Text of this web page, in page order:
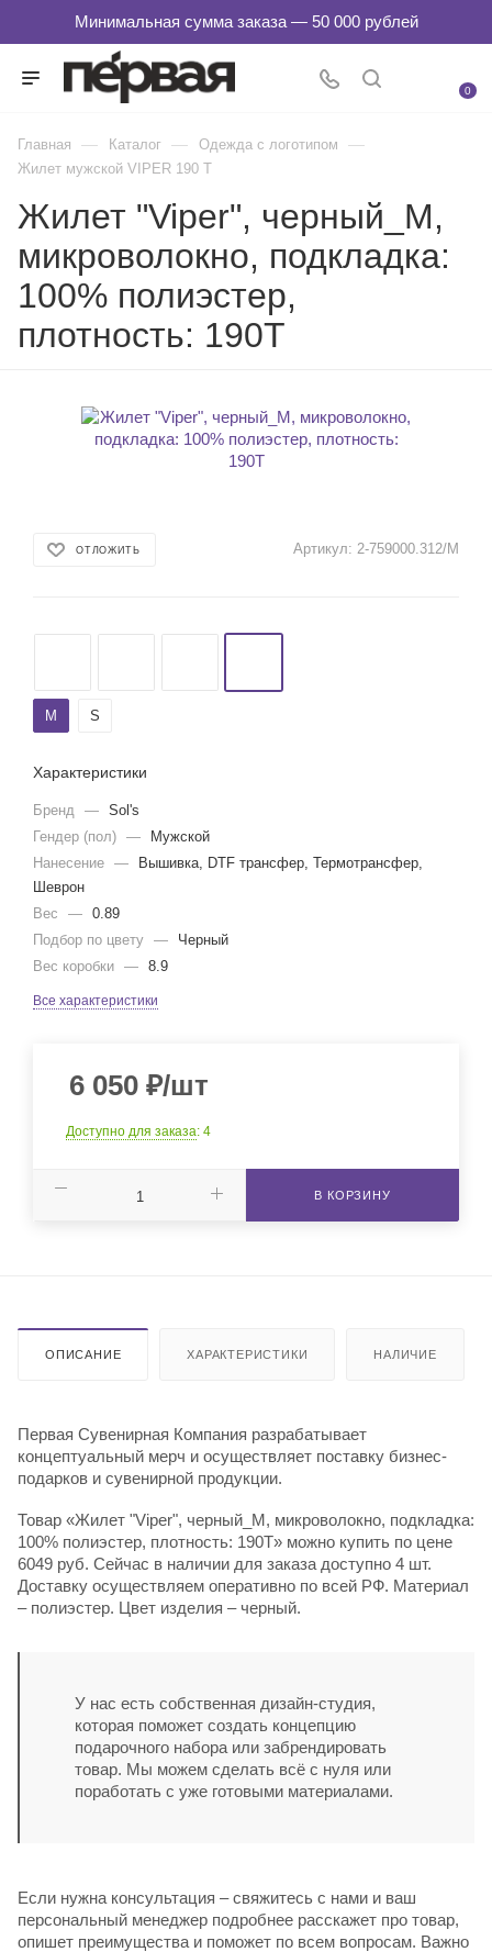
0
Главная — Каталог — Одежда с логотипом —
Жилет мужской VIPER 190 Т
Жилет "Viper", черный_M,
микроволокно, подкладка:
100% полиэстер,
плотность: 190T
ОТЛОЖИТЬ Артикул: 2-759000.312/M
M S
Характеристики
Бренд — Sol's
Гендер (пол) —
Мужской
Нанесение —
Вышивка, DTF трансфер, Термотрансфер,
Шеврон
Вес
— 0.89
Подбор по цвету —
Черный
Вес коробки — 8.9
Все характеристики
6 050 ₽/шт
Доступно для заказа: 4
В КОРЗИНУ
ОПИСАНИЕ ХАРАКТЕРИСТИКИ НАЛИЧИЕ
Первая Сувенирная Компания разрабатывает
концептуальный мерч и осуществляет поставку бизнес-
подарков и сувенирной продукции.
Товар «Жилет "Viper", черный_M, микроволокно, подкладка:
100% полиэстер, плотность: 190T» можно купить по цене
6049 руб. Сейчас в наличии для заказа доступно 4 шт.
Доставку осуществляем оперативно по всей РФ. Материал
– полиэстер. Цвет изделия – черный.
У нас есть собственная дизайн-студия,
которая поможет создать концепцию
подарочного набора или забрендировать
товар. Мы можем сделать всё с нуля или
поработать с уже готовыми материалами.
Если нужна консультация – свяжитесь с нами и ваш
персональный менеджер подробнее расскажет про товар,
опишет преимущества и поможет по всем вопросам. Важно